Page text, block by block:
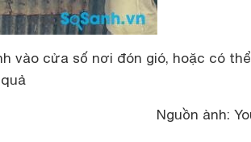
vào cửa số nơi đón gió, hoặc có thể
Nguồn ành: